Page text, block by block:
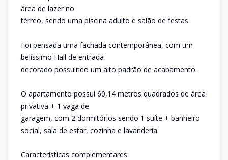
área de lazer no
térreo, sendo uma piscina adulto e salão de festas.
Foi pensada uma fachada contemporânea, com um
belíssimo Hall de entrada
decorado possuindo um alto padrão de acabamento.
O apartamento possui 60,14 metros quadrados de área
privativa + 1 vaga de
garagem, com 2 dormitórios sendo 1 suíte + banheiro
social, sala de estar, cozinha e lavanderia.
Características complementares: